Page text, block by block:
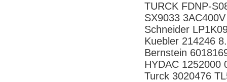
TURCK FDNP-
SX9033
Schneider
Kuebler 214246
Bernstein
HYDAC 1252000
Turck 3020476